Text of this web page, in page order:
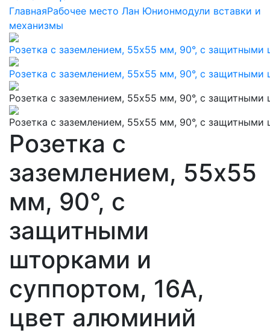
ГлавнаяРабочее место Лан Юнионмодули вставки и
механизмы
Розетка с
заземлением, 55х55
мм, 90°, с
защитными
шторками и
суппортом, 16А,
цвет алюминий